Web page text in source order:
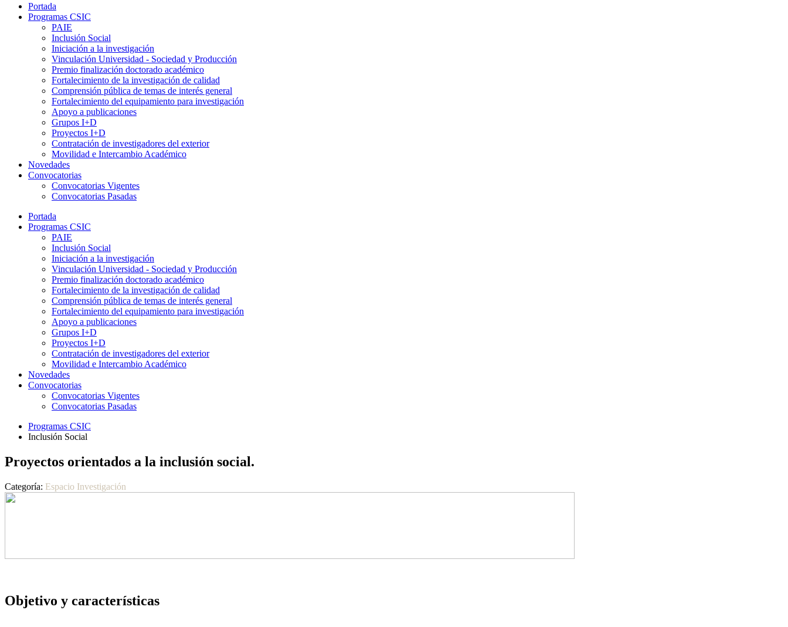
Portada
Programas CSIC
PAIE
Inclusión Social
Iniciación a la investigación
Vinculación Universidad - Sociedad y Producción
Premio finalización doctorado académico
Fortalecimiento de la investigación de calidad
Comprensión pública de temas de interés general
Fortalecimiento del equipamiento para investigación
Apoyo a publicaciones
Grupos I+D
Proyectos I+D
Contratación de investigadores del exterior
Movilidad e Intercambio Académico
Novedades
Convocatorias
Convocatorias Vigentes
Convocatorias Pasadas
Portada
Programas CSIC
PAIE
Inclusión Social
Iniciación a la investigación
Vinculación Universidad - Sociedad y Producción
Premio finalización doctorado académico
Fortalecimiento de la investigación de calidad
Comprensión pública de temas de interés general
Fortalecimiento del equipamiento para investigación
Apoyo a publicaciones
Grupos I+D
Proyectos I+D
Contratación de investigadores del exterior
Movilidad e Intercambio Académico
Novedades
Convocatorias
Convocatorias Vigentes
Convocatorias Pasadas
Programas CSIC
Inclusión Social
Proyectos orientados a la inclusión social.
Categoría: Espacio Investigación
Objetivo y características